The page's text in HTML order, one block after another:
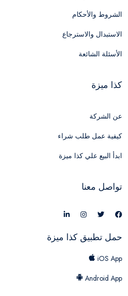
الشروط والأحكام
الاستبدال والاسترجاع
الأسئلة الشائعة
كذا ميزة
عن الشركة
كيفية عمل طلب شراء
ابدأ البيع علي كذا ميزة
تواصل معنا
حمل تطبيق كذا ميزة
iOS App
Android App